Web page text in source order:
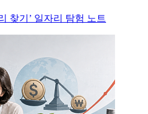
찾기’ 일자리 탐험 노트